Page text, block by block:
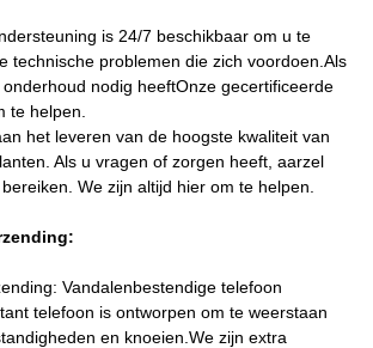
is 24/7 beschikbaar om u te
technische problemen die zich voordoen.Als
nodig heeftOnze gecertificeerde
te helpen.
het leveren van de hoogste kwaliteit van
Als u vragen of zorgen heeft, aarzel
We zijn altijd hier om te helpen.
Vandalenbestendige telefoon
telefoon is ontworpen om te weerstaan
en knoeien.We zijn extra